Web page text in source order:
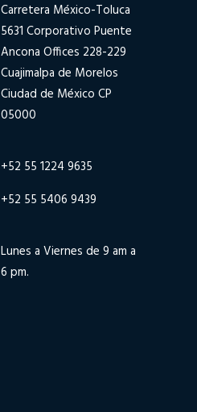
Carretera México-Toluca
5631 Corporativo Puente
Ancona Offices 228-229
Cuajimalpa de Morelos
Ciudad de México CP
05000
+52 55 1224 9635
+52 55 5406 9439
Lunes a Viernes de 9 am a
6 pm.